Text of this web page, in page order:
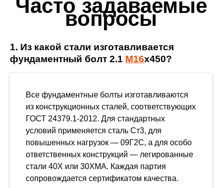
Часто задаваемые
вопросы
1. Из какой стали изготавливается
фундаментный болт 2.1 М16х450?
Все фундаментные болты изготавливаются
из конструкционных сталей, соответствующих
ГОСТ 24379.1-2012. Для стандартных
условий применяется сталь Ст3, для
повышенных нагрузок — 09Г2С, а для особо
ответственных конструкций — легированные
стали 40Х или 30ХМА. Каждая партия
сопровождается сертификатом качества.